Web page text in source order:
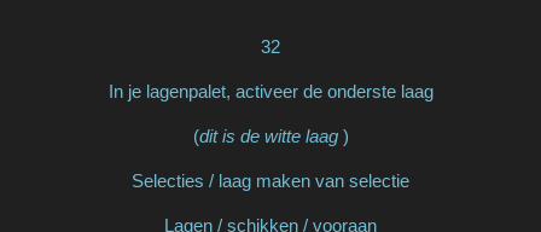
32
In je lagenpalet, activeer de onderste laag
(dit is de witte laag)
Selecties / laag maken van selectie
Lagen / schikken / vooraan